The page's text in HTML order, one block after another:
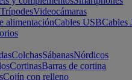
TrípodesVideocámaras
alimentaciónCables USBCables
ColchasSábanasNórdicos
CortinasBarras de cortina
Cojín con relleno